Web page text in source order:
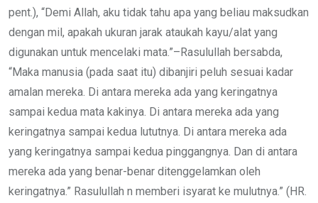
pent.), “Demi Allah, aku tidak tahu apa yang beliau maksudkan
dengan mil, apakah ukuran jarak ataukah kayu/alat yang
digunakan untuk mencelaki mata.”–Rasulullah bersabda,
“Maka manusia (pada saat itu) dibanjiri peluh sesuai kadar
amalan mereka. Di antara mereka ada yang keringatnya
sampai kedua mata kakinya. Di antara mereka ada yang
keringatnya sampai kedua lututnya. Di antara mereka ada
yang keringatnya sampai kedua pinggangnya. Dan di antara
mereka ada yang benar-benar ditenggelamkan oleh
keringatnya.” Rasulullah n memberi isyarat ke mulutnya.” (HR.